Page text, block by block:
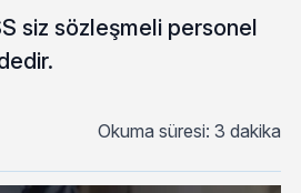
siz sözleşmeli personel
Okuma süresi: 3 dakika